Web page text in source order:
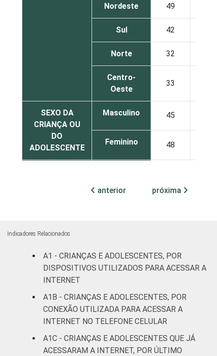
Nordeste 49
Sul 42
Norte 32
Centro-
Oeste
33
SEXO DA
CRIANÇA OU
DO
ADOLESCENTE
Masculino 45
Feminino 48
I
Médio ou
mais
47
DA CRIANÇA
OU DO
ADOLESCENTE
anos
58
De 11 a 12
anos
anterior próxima
Indicadores Relacionados
A1 - CRIANÇAS E ADOLESCENTES, POR
DISPOSITIVOS UTILIZADOS PARA ACESSAR A
INTERNET
A1B - CRIANÇAS E ADOLESCENTES, POR
CONEXÃO UTILIZADA PARA ACESSAR A
INTERNET NO TELEFONE CELULAR
A1C - CRIANÇAS E ADOLESCENTES QUE JÁ
ACESSARAM A INTERNET, POR ÚLTIMO